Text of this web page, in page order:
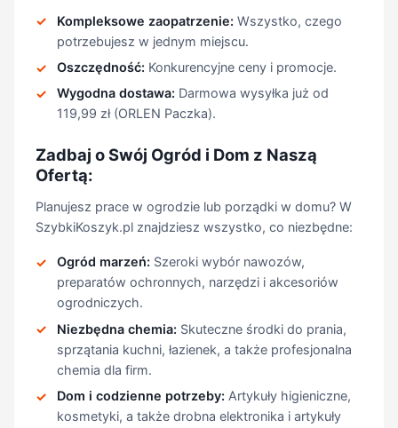
Kompleksowe zaopatrzenie: Wszystko, czego
potrzebujesz w jednym miejscu.
Oszczędność: Konkurencyjne ceny i promocje.
Wygodna dostawa: Darmowa wysyłka już od
119,99 zł (ORLEN Paczka).
Zadbaj o Swój Ogród i Dom z Naszą
Ofertą:
Planujesz prace w ogrodzie lub porządki w domu? W
SzybkiKoszyk.pl znajdziesz wszystko, co niezbędne:
Ogród marzeń: Szeroki wybór nawozów,
preparatów ochronnych, narzędzi i akcesoriów
ogrodniczych.
Niezbędna chemia: Skuteczne środki do prania,
sprzątania kuchni, łazienek, a także profesjonalna
chemia dla firm.
Dom i codzienne potrzeby: Artykuły higieniczne,
kosmetyki, a także drobna elektronika i artykuły